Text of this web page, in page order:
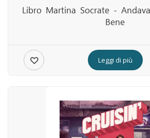
Libro Martina Socrate -
Bene
Leggi di più